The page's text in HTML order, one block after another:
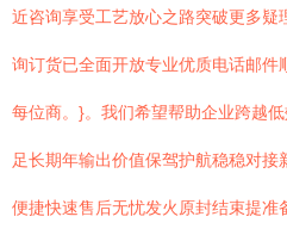
近咨询享受工艺放心之路突破更多疑
询订货已全面开放专业优质电话邮
每位商。}。我们希望帮助企业跨越
足长期年输出价值保驾护航稳稳对
便捷快速售后无忧发火原封结束提准